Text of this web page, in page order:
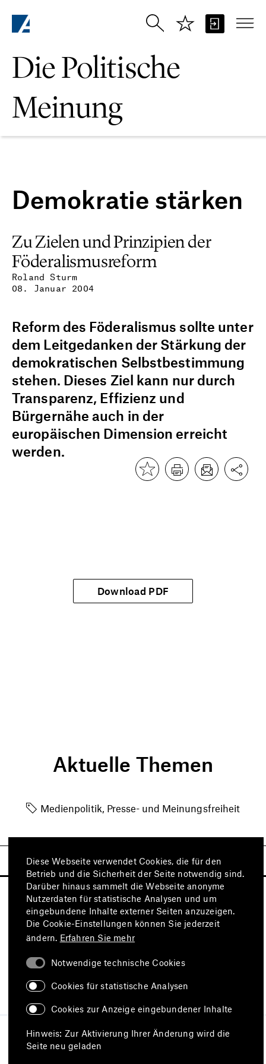
Die Politische
Meinung
Demokratie stärken
Roland Sturm
08. Januar 2004
Zu Zielen und Prinzipien der
Föderalismusreform
Reform des Föderalismus sollte unter
dem Leitgedanken der Stärkung der
demokratischen Selbstbestimmung
stehen. Dieses Ziel kann nur durch
Transparenz, Effizienz und
Bürgernähe auch in der
europäischen Dimension erreicht
werden.
Download PDF
Aktuelle Themen
Medienpolitik, Presse- und Meinungsfreiheit
Besuchen Sie auch
Impressum
Datenschutz
Nutzungsbedingungen
Erklärung zur Barrierefreiheit
Diese Webseite verwendet Cookies, die für den
Betrieb und die Sicherheit der Seite notwendig sind.
Darüber hinaus sammelt die Webseite anonyme
Nutzerdaten für statistische Analysen und um
eingebundene Inhalte externer Seiten anzuzeigen.
Die Cookie-Einstellungen können Sie jederzeit
ändern. Erfahren Sie mehr
Notwendige technische Cookies
Cookies für statistische Analysen
Cookies zur Anzeige eingebundener Inhalte
Hinweis: Zur Aktivierung Ihrer Änderung wird die
Seite neu geladen